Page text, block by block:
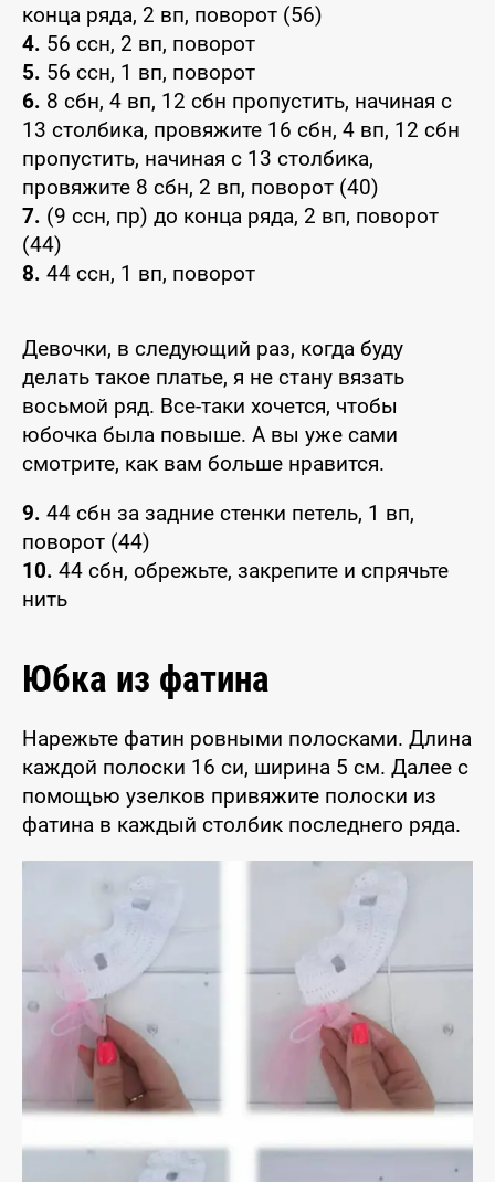
конца ряда, 2 вп, поворот (56)
4. 56 ссн, 2 вп, поворот
5. 56 ссн, 1 вп, поворот
6. 8 сбн, 4 вп, 12 сбн пропустить, начиная с
13 столбика, провяжите 16 сбн, 4 вп, 12 сбн
пропустить, начиная с 13 столбика,
провяжите 8 сбн, 2 вп, поворот (40)
7. (9 ссн, пр) до конца ряда, 2 вп, поворот
(44)
8. 44 ссн, 1 вп, поворот
Девочки, в следующий раз, когда буду
делать такое платье, я не стану вязать
восьмой ряд. Все-таки хочется, чтобы
юбочка была повыше. А вы уже сами
смотрите, как вам больше нравится.
9. 44 сбн за задние стенки петель, 1 вп,
поворот (44)
10. 44 сбн, обрежьте, закрепите и спрячьте
нить
Юбка из фатина
Нарежьте фатин ровными полосками. Длина
каждой полоски 16 си, ширина 5 см. Далее с
помощью узелков привяжите полоски из
фатина в каждый столбик последнего ряда.